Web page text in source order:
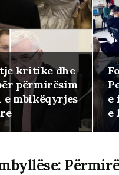
kritike dhe
përmirësim
e mbikëqyrjes
e
e